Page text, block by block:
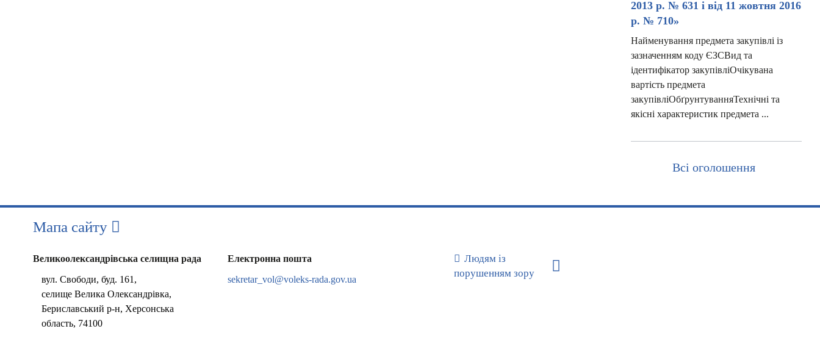
2013 р. № 631 і від 11 жовтня 2016
р. № 710»
Найменування предмета закупівлі із
зазначенням коду ЄЗСВид та
ідентифікатор закупівліОчікувана
вартість предмета
закупівліОбґрунтуванняТехнічні та
якісні характеристик предмета ...
Всі оголошення
Мапа сайту
Великоолександрівська селищна рада
вул. Свободи, буд. 161,
селище Велика Олександрівка,
Бериславський р-н, Херсонська
область, 74100
Електронна пошта
sekretar_vol@voleks-rada.gov.ua
Людям із
порушенням зору